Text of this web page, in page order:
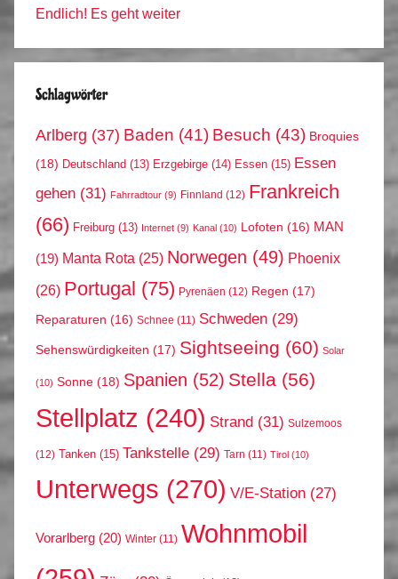
Endlich! Es geht weiter
Schlagwörter
Arlberg (37) Baden (41) Besuch (43) Broquies
(18) Deutschland (13) Erzgebirge (14) Essen (15) Essen
gehen (31) Fahrradtour (9) Finnland (12) Frankreich
(66) Freiburg (13) Internet (9) Kanal (10) Lofoten (16) MAN
(19) Manta Rota (25) Norwegen (49) Phoenix
(26) Portugal (75) Pyrenäen (12) Regen (17)
Reparaturen (16) Schnee (11) Schweden (29)
Sehenswürdigkeiten (17) Sightseeing (60) Solar
(10) Sonne (18) Spanien (52) Stella (56)
Stellplatz (240) Strand (31) Sulzemoos
(12) Tanken (15) Tankstelle (29) Tarn (11) Tirol (10)
Unterwegs (270) V/E-Station (27)
Vorarlberg (20) Winter (11) Wohnmobil